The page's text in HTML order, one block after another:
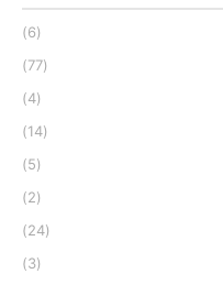
(6)
(77)
(4)
(14)
(5)
(2)
(24)
(3)